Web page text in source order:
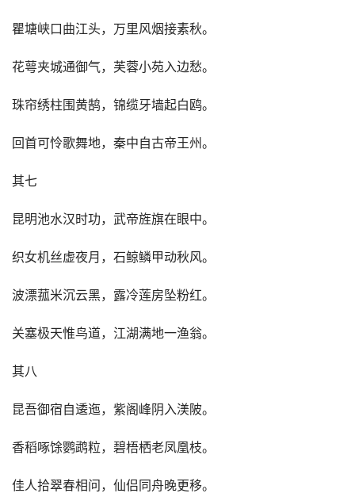
瞿塘峡口曲江头，万里风烟接素秋。
花萼夹城通御气，芙蓉小苑入边愁。
珠帘绣柱围黄鹄，锦缆牙墙起白鸥。
回首可怜歌舞地，秦中自古帝王州。
其七
昆明池水汉时功，武帝旌旗在眼中。
织女机丝虚夜月，石鲸鳞甲动秋风。
波漂菰米沉云黑，露冷莲房坠粉红。
关塞极天惟鸟道，江湖满地一渔翁。
其八
昆吾御宿自逶迤，紫阁峰阴入渼陂。
香稻啄馀鹦鹉粒，碧梧栖老凤凰枝。
佳人拾翠春相问，仙侣同舟晚更移。